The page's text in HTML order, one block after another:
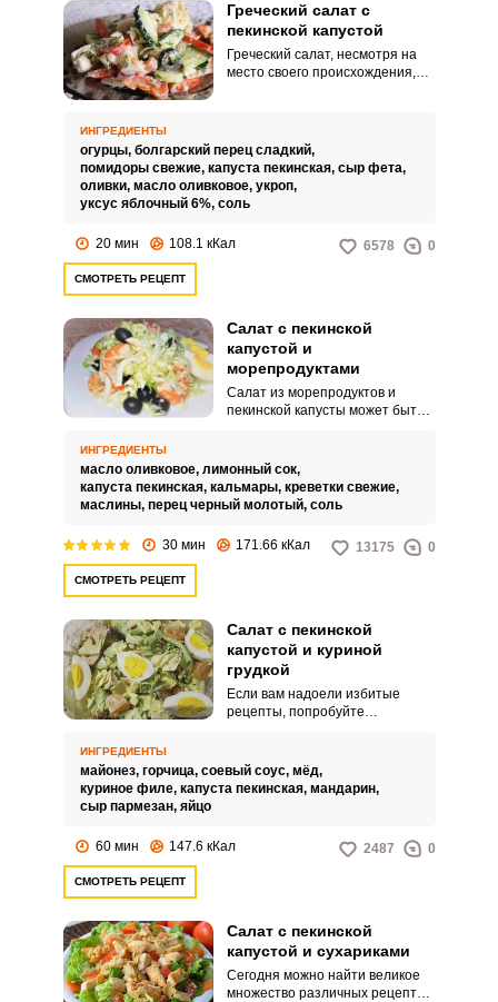
Греческий салат с
пекинской капустой
Греческий салат, несмотря на
место своего происхождения,
салата, огурцы и помидоры, так
любимы нашими гражданами.
ИНГРЕДИЕНТЫ
огурцы, болгарский перец сладкий,
помидоры свежие, капуста пекинская, сыр фета,
оливки, масло оливковое, укроп,
уксус яблочный 6%, соль
20 мин 108.1 кКал 6578 0
СМОТРЕТЬ РЕЦЕПТ
Салат с пекинской
капустой и
морепродуктами
Салат из морепродуктов и
пекинской капусты может быть
Готовится такой салат быстро и
очень просто.
ИНГРЕДИЕНТЫ
масло оливковое, лимонный сок,
капуста пекинская, кальмары, креветки свежие,
маслины, перец черный молотый, соль
30 мин 171.66 кКал 13175 0
СМОТРЕТЬ РЕЦЕПТ
Салат с пекинской
капустой и куриной
грудкой
Если вам надоели избитые
рецепты, попробуйте
витаминами салат с курицей,
пекинской капустой и
очень объемным и вы сможете
накормить им всю семью.
ИНГРЕДИЕНТЫ
майонез, горчица, соевый соус, мёд,
куриное филе, капуста пекинская, мандарин,
сыр пармезан, яйцо
60 мин 147.6 кКал 2487 0
СМОТРЕТЬ РЕЦЕПТ
Салат с пекинской
капустой и сухариками
Сегодня можно найти великое
множество различных рецептов